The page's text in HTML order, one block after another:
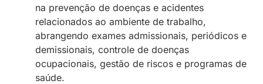
na prevenção de doenças e acidentes
relacionados ao ambiente de trabalho,
abrangendo exames admissionais, periódicos e
demissionais, controle de doenças
ocupacionais, gestão de riscos e programas de
saúde.